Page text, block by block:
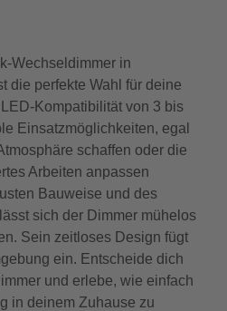
Wechseldimmer in
die perfekte Wahl für deine
Kompatibilität von 3 bis
Einsatzmöglichkeiten, egal
schaffen oder die
Arbeiten anpassen
Bauweise und des
sich der Dimmer mühelos
Sein zeitloses Design fügt
ein. Entscheide dich
und erlebe, wie einfach
in deinem Zuhause zu